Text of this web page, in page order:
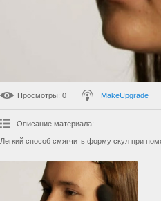
Просмотры: 0 MakeUpgrade
Описание материала:
Легкий способ смягчить форму скул при